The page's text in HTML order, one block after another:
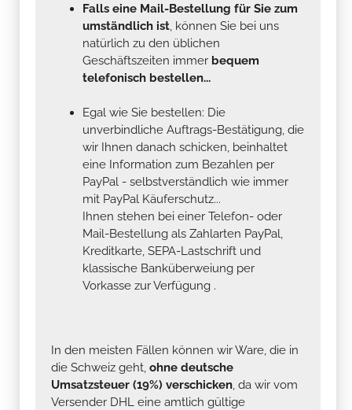
Falls eine Mail-Bestellung für Sie zum
umständlich ist, können Sie bei uns
natürlich zu den üblichen
Geschäftszeiten immer bequem
telefonisch bestellen...
Egal wie Sie bestellen: Die
unverbindliche Auftrags-Bestätigung, die
wir Ihnen danach schicken, beinhaltet
eine Information zum Bezahlen per
PayPal - selbstverständlich wie immer
mit PayPal Käuferschutz...
Ihnen stehen bei einer Telefon- oder
Mail-Bestellung als Zahlarten PayPal,
Kreditkarte, SEPA-Lastschrift und
klassische Banküberweiung per
Vorkasse zur Verfügung .
In den meisten Fällen können wir Ware, die in
die Schweiz geht, ohne deutsche
Umsatzsteuer (19%) verschicken, da wir vom
Versender DHL eine amtlich gültige